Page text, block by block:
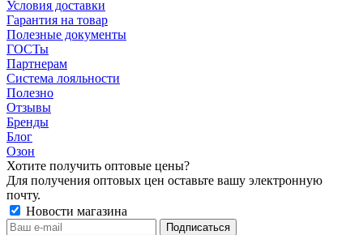
Условия доставки
Гарантия на товар
Полезные документы
ГОСТы
Партнерам
Система лояльности
Полезно
Отзывы
Бренды
Блог
Озон
Хотите получить оптовые цены?
Для получения оптовых цен оставьте вашу электронную
почту.
Новости магазина